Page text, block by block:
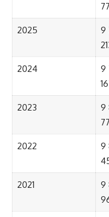
2025
9
2024
9
2023
9
2022
9
2021
9